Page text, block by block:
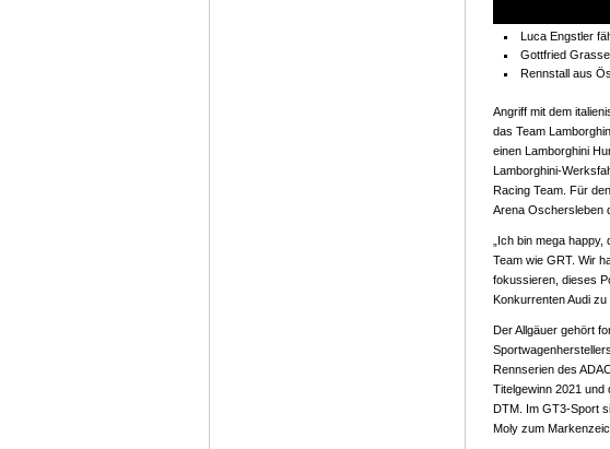
Luca Engstler
Gottfried
Rennstall aus
Angriff mit dem
das Team
einen Lamborghini
Lamborghini-
Racing Team. Für
Arena Oschersleben
„Ich bin mega
Team wie GRT. Wir
fokussieren, dieses
Konkurrenten Audi zu
Der Allgäuer gehört
Rennserien des
Titelgewinn 2021 und
DTM. Im GT3-Sport
Moly zum